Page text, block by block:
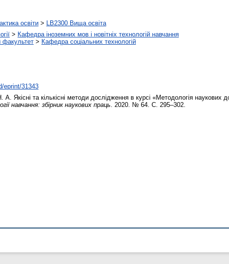
освіти > LB2300 Вища освіта
> Кафедра іноземних мов і новітніх технологій навчання
факультет > Кафедра соціальних технологій
eprint/31343
А. Якісні та кількісні методи дослідження в курсі «Методологія наукових
навчання: збірник наукових праць. 2020. № 64. С. 295–302.